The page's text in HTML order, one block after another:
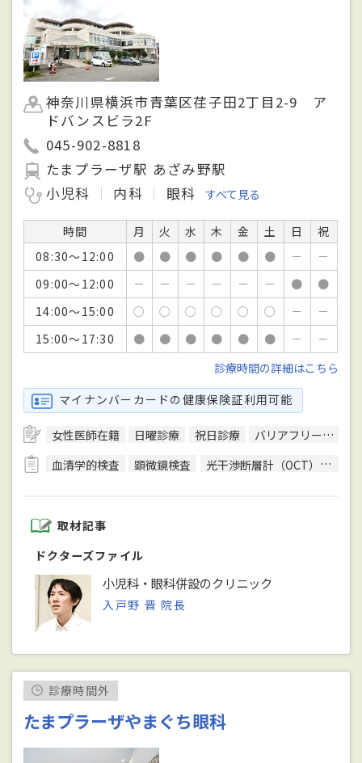
神奈川県横浜市青葉区荏子田2丁目2-9 ア
ドバンスビラ2F
045-902-8818
たまプラーザ駅 あざみ野駅
小児科
内科 眼科 すべて見る
時間 月 火 水 木 金 土 日
祝
08:30～12:00
● ● ● ● ● ● －
－
09:00～12:00
－ － － － － － ●
●
14:00～15:00
○ ○ ○ ○ ○ ○ －
－
15:00～17:30
● ● ● ● ● ● －
－
診療時間の詳細はこちら
マイナンバーカードの健康保険証利用可能
女性医師在籍 日曜診療 祝日診療 バリアフリー対応
血清学的検査
顕微鏡検査 光干渉断層計（OCT）検査
取材記事
ドクターズファイル
小児科・眼科併設のクリニック
入戸野 晋 院長
診療時間外
たまプラーザやまぐち眼科